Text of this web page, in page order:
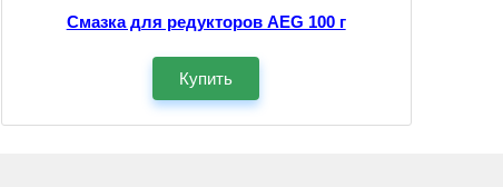
Смазка для редукторов AEG 100 г
Купить